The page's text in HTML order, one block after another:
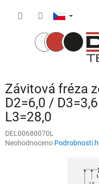
Závitová fréza
D2=6,0 /
L3=28,0
DEL00680070L
Průměrné
Neohodnoceno Podrobnosti